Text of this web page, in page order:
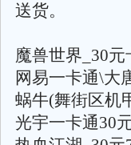
送货。
魔兽世界_30
网易一卡通\大
蜗牛(舞街区机
光宇一卡通30